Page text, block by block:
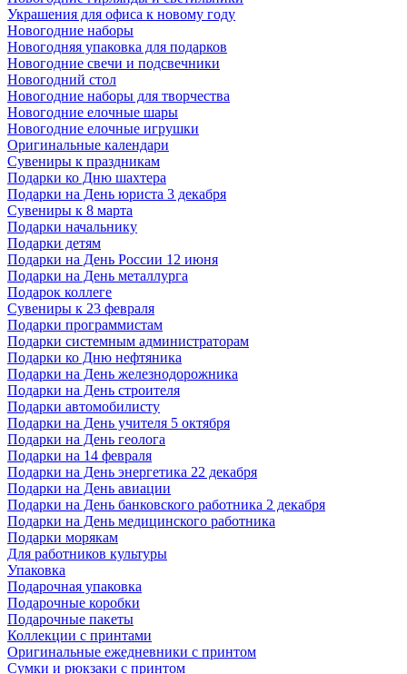
Украшения для офиса к новому году
Новогодние наборы
Новогодняя упаковка для подарков
Новогодние свечи и подсвечники
Новогодний стол
Новогодние наборы для творчества
Новогодние елочные шары
Новогодние елочные игрушки
Оригинальные календари
Сувениры к праздникам
Подарки ко Дню шахтера
Подарки на День юриста 3 декабря
Сувениры к 8 марта
Подарки начальнику
Подарки детям
Подарки на День России 12 июня
Подарки на День металлурга
Подарок коллеге
Сувениры к 23 февраля
Подарки программистам
Подарки системным администраторам
Подарки ко Дню нефтяника
Подарки на День железнодорожника
Подарки на День строителя
Подарки автомобилисту
Подарки на День учителя 5 октября
Подарки на День геолога
Подарки на 14 февраля
Подарки на День энергетика 22 декабря
Подарки на День авиации
Подарки на День банковского работника 2 декабря
Подарки на День медицинского работника
Подарки морякам
Для работников культуры
Упаковка
Подарочная упаковка
Подарочные коробки
Подарочные пакеты
Коллекции с принтами
Оригинальные ежедневники с принтом
Сумки и рюкзаки с принтом